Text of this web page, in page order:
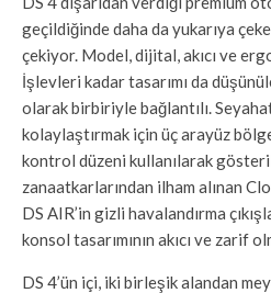
geçildiğinde daha da yukarıya
çekiyor. Model, dijital, akıcı ve
İşlevleri kadar tasarımı da
olarak birbiriyle bağlantılı.
kolaylaştırmak için üç arayüz
kontrol düzeni kullanılarak
zanaatkarlarından ilham alınan
DS AIR’in gizli havalandırma
konsol tasarımının akıcı ve zarif
DS 4’ün içi, iki birleşik alandan